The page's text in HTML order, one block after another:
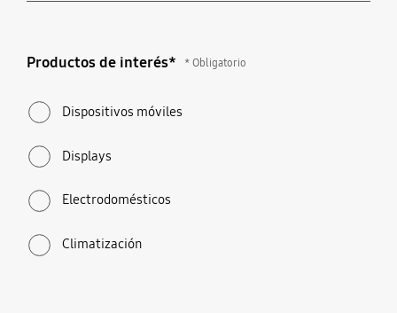
Productos de interés* * Obligatorio
Dispositivos móviles
Displays
Electrodomésticos
Climatización